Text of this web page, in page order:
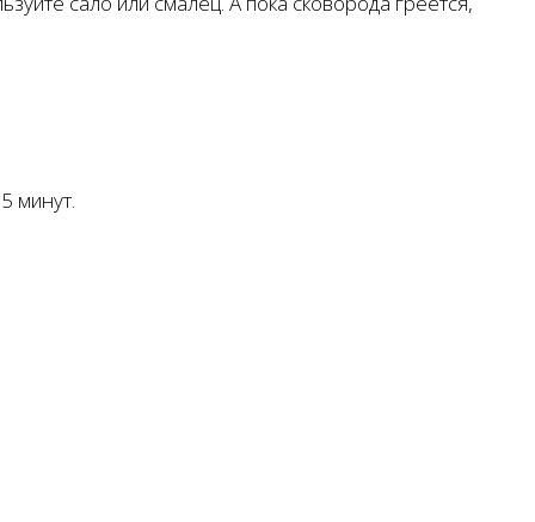
минут.